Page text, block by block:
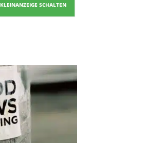
KLEINANZEIGE SCHALTEN